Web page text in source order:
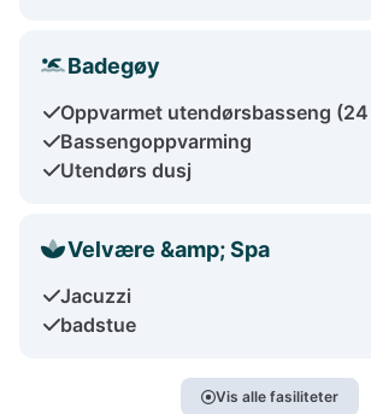
Badegøy
Oppvarmet utendørsbasseng (24
Bassengoppvarming
Utendørs dusj
Velvære &amp; Spa
Jacuzzi
badstue
Vis alle fasiliteter